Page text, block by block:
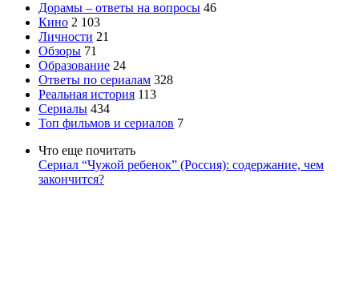
Дорамы – ответы на вопросы 46
Кино 2 103
Личности 21
Обзоры 71
Образование 24
Ответы по сериалам 328
Реальная история 113
Сериалы 434
Топ фильмов и сериалов 7
Что еще почитать
Сериал “Чужой ребенок” (Россия): содержание, чем
закончится?